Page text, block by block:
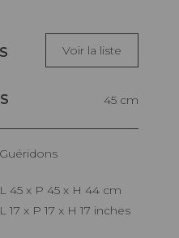
Voir la liste
45 cm
Guéridons
L 45 x P 45 x H 44 cm
L 17 x P 17 x H 17 inches